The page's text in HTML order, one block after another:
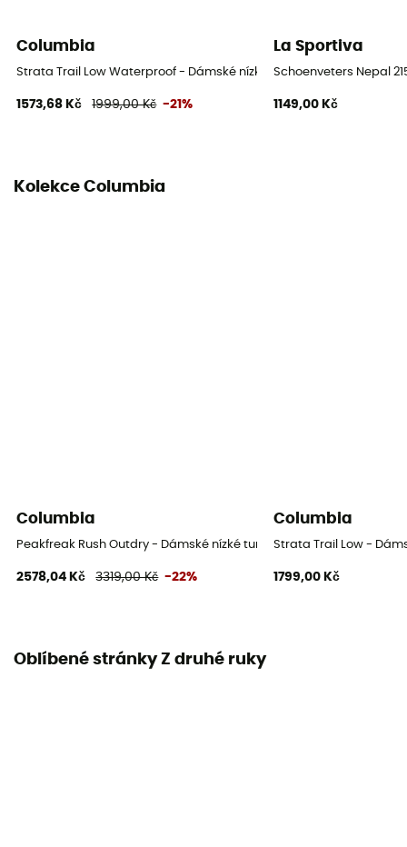
OmniTech™
Columbia
Strata Trail Low Waterproof - Dámské nízké turistické boty
1573,68 Kč 1999,00 Kč -21%
La Sportiva
Schoenveters Nepal
1149,00 Kč
Kolekce Columbia
Columbia
Peakfreak Rush Outdry - Dámské nízké turistické boty
2578,04 Kč 3319,00 Kč -22%
Columbia
Strata Trail Low -
1799,00 Kč
Oblíbené stránky Z druhé ruky